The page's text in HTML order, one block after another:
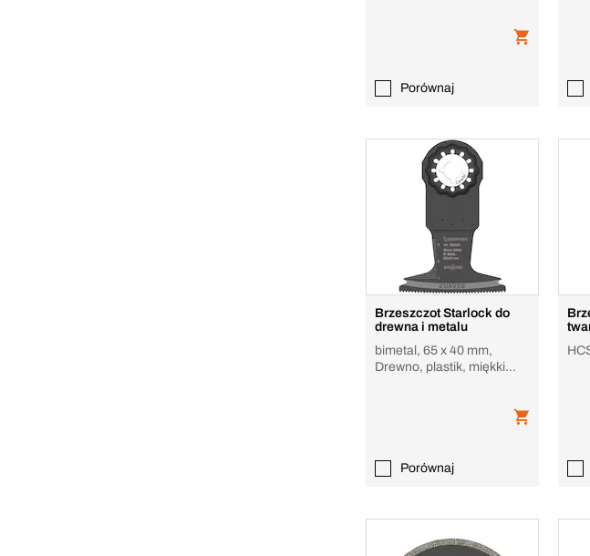
Porównaj
Brzeszczot Starlock do
drewna i metalu
bimetal, 65 x 40 mm,
Drewno, plastik, miękki
Porównaj